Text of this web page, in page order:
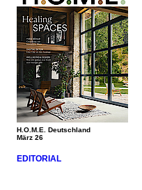
H.O.M.E. Deutschland
März 26
EDITORIAL